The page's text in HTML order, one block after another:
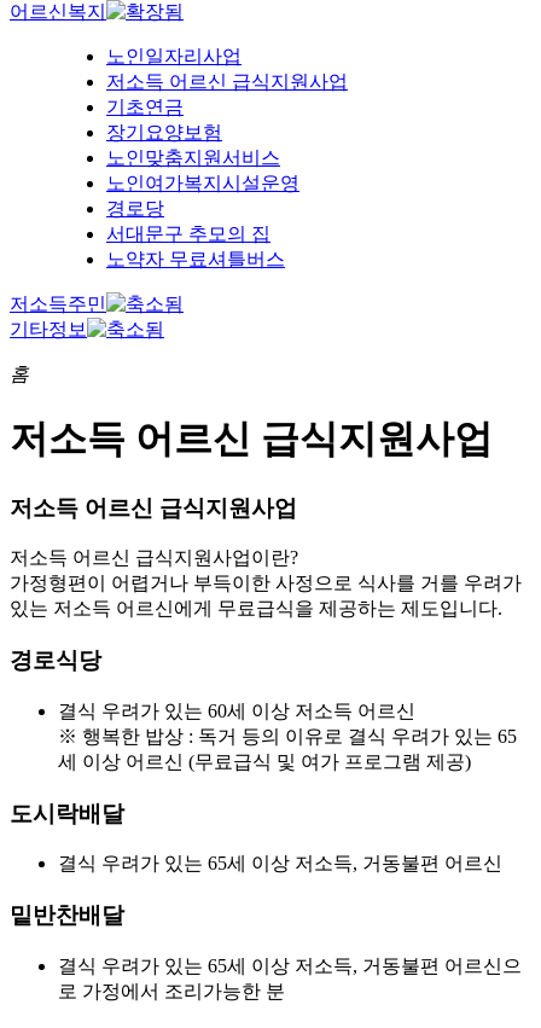
어르신복지
노인일자리사업
저소득 어르신 급식지원사업
기초연금
장기요양보험
노인맞춤지원서비스
노인여가복지시설운영
경로당
서대문구 추모의 집
노약자 무료셔틀버스
저소득주민
기타정보
홈
저소득 어르신 급식지원사업
저소득 어르신 급식지원사업
저소득 어르신 급식지원사업이란?
가정형편이 어렵거나 부득이한 사정으로 식사를 거를 우려가
있는 저소득 어르신에게 무료급식을 제공하는 제도입니다.
경로식당
결식 우려가 있는 60세 이상 저소득 어르신
※ 행복한 밥상 : 독거 등의 이유로 결식 우려가 있는 65
세 이상 어르신 (무료급식 및 여가 프로그램 제공)
도시락배달
결식 우려가 있는 65세 이상 저소득, 거동불편 어르신
밑반찬배달
결식 우려가 있는 65세 이상 저소득, 거동불편 어르신으
로 가정에서 조리가능한 분